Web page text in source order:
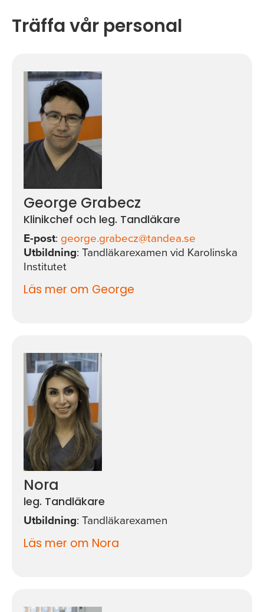
Träffa vår personal
George Grabecz
Klinikchef och leg. Tandläkare
E-post: george.grabecz@tandea.se
Utbildning: Tandläkarexamen vid Karolinska
Institutet
Läs mer om George
Nora
leg. Tandläkare
Utbildning: Tandläkarexamen
Läs mer om Nora